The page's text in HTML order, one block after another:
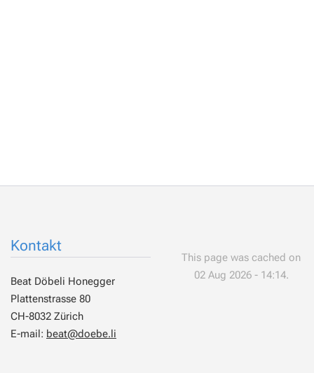
Kontakt
Beat Döbeli Honegger
Plattenstrasse 80
CH-8032 Zürich
E-mail: beat@doebe.li
This page was cached on
02 Aug 2026 - 14:14.